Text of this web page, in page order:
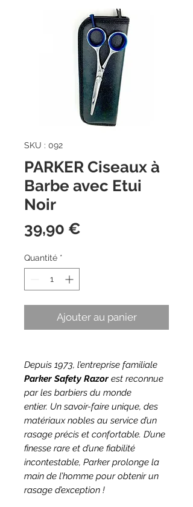
SKU : 092
PARKER Ciseaux à
Barbe avec Etui
Noir
39,90 €
Quantité *
Ajouter au panier
Depuis 1973, l’entreprise familiale
Parker Safety Razor est reconnue
par les barbiers du monde
entier. Un savoir-faire unique, des
matériaux nobles au service d’un
rasage précis et confortable. D’une
finesse rare et d’une fiabilité
incontestable, Parker prolonge la
main de l’homme pour obtenir un
rasage d’exception !